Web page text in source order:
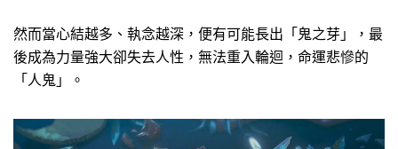
然而當心結越多、執念越深，便有可能長出「鬼之芽」，最
後成為力量強大卻失去人性，無法重入輪迴，命運悲慘的
「人鬼」。